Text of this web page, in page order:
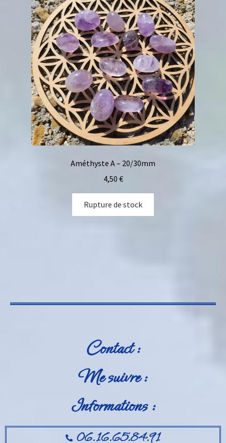
Améthyste A – 20/30mm
4,50 €
Rupture de stock
Contact :
Me suivre :
Informations :
06.16.65.84.91